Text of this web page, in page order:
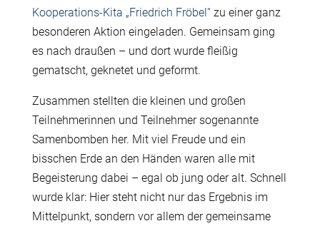
Kooperations-Kita „Friedrich Fröbel“zu einer ganz
besonderen Aktion eingeladen. Gemeinsam ging
es nach draußen – und dort wurde fleißig
gematscht, geknetet und geformt.
Zusammen stellten die kleinen und großen
Teilnehmerinnen und Teilnehmer sogenannte
Samenbomben her. Mit viel Freude und ein
bisschen Erde an den Händen waren alle mit
Begeisterung dabei – egal ob jung oder alt. Schnell
wurde klar: Hier steht nicht nur das Ergebnis im
Mittelpunkt, sondern vor allem der gemeinsame